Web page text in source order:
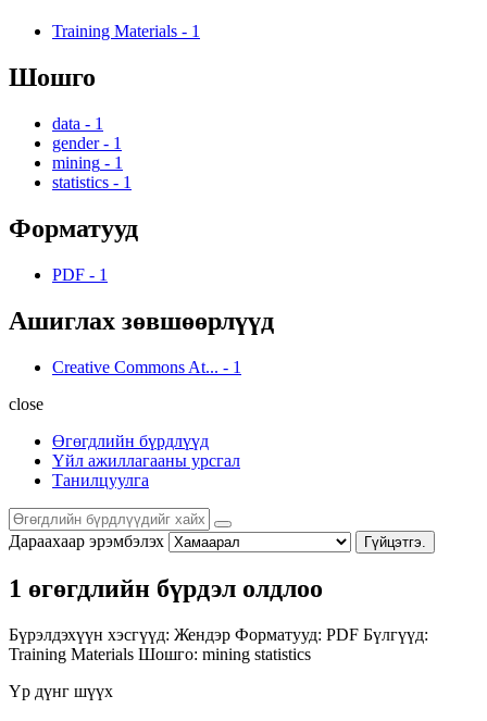
Training Materials - 1
Шошго
data - 1
gender - 1
mining - 1
statistics - 1
Форматууд
PDF - 1
Ашиглах зөвшөөрлүүд
Creative Commons At... - 1
close
Өгөгдлийн бүрдлүүд
Үйл ажиллагааны урсгал
Танилцуулга
Дараахаар эрэмбэлэх Гүйцэтгэ.
1 өгөгдлийн бүрдэл олдлоо
Бүрэлдэхүүн хэсгүүд: Жендэр Форматууд: PDF Бүлгүүд:
Training Materials Шошго: mining statistics
Үр дүнг шүүх